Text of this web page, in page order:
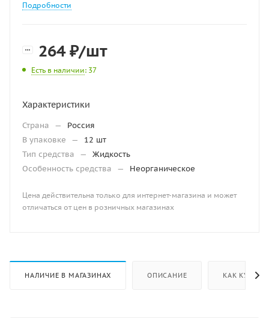
Подробности
264₽/шт
Есть в наличии: 37
Характеристики
Страна —
Россия
В упаковке
—
12 шт
Тип средства
—
Жидкость
Особенность средства
— Неорганическое
Цена действительна только для интернет-магазина и может
отличаться от цен в розничных магазинах
НАЛИЧИЕ В МАГАЗИНАХ ОПИСАНИЕ КАК КУПИТЬ